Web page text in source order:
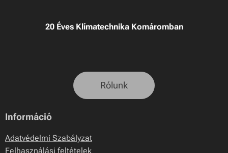
20 Éves Klímatechnika Komáromban
Rólunk
Információ
Adatvédelmi Szabályzat
Felhasználási feltételek